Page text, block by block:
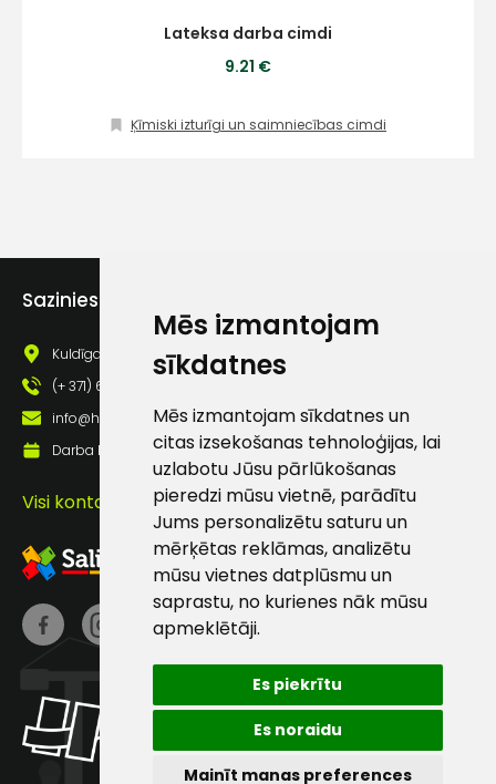
Mēs izmantojam
sīkdatnes
Mēs izmantojam sīkdatnes un
citas izsekošanas tehnoloģijas, lai
uzlabotu Jūsu pārlūkošanas
pieredzi mūsu vietnē, parādītu
Jums personalizētu saturu un
mērķētas reklāmas, analizētu
mūsu vietnes datplūsmu un
saprastu, no kurienes nāk mūsu
apmeklētāji.
Es piekrītu
Es noraidu
Mainīt manas preferences
Lateksa darba cimdi
9.21 €
Ķīmiski izturīgi un saimniecības cimdi
Sazinies ar mums
Kuldīgas iela 69a, Saldus, Saldus nov., LV - 3801
(+ 371) 63 881 186
info@hards.lv
Darba laiks: Darbadienās: 8:00 - 17:00
Visi kontakti
pēc
iespējas
ātrāk
Vārds
E-pasts
Ziņojums
+